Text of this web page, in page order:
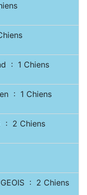
: 1 Chiens
: 1 Chiens
: 2 Chiens
: 2 Chiens